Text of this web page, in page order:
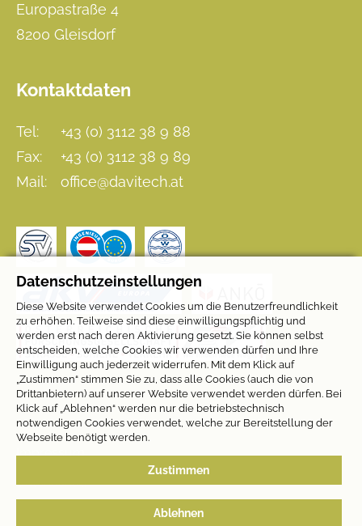
Europastraße 4
8200 Gleisdorf
Kontaktdaten
Tel:
+43 (0) 3112 38 9 88
Fax:
+43 (0) 3112 38 9 89
Mail:
office@davitech.at
Impressum
Datenschutz
Datenschutzeinstellungen
Diese Website verwendet Cookies um die Benutzerfreundlichkeit
zu erhöhen. Teilweise sind diese einwilligungspflichtig und
werden erst nach deren Aktivierung gesetzt. Sie können selbst
entscheiden, welche Cookies wir verwenden dürfen und Ihre
Einwilligung auch jederzeit widerrufen. Mit dem Klick auf
„Zustimmen“ stimmen Sie zu, dass alle Cookies (auch die von
Drittanbietern) auf unserer Website verwendet werden dürfen. Bei
Klick auf „Ablehnen“ werden nur die betriebstechnisch
notwendigen Cookies verwendet, welche zur Bereitstellung der
Webseite benötigt werden.
Zustimmen
Ablehnen